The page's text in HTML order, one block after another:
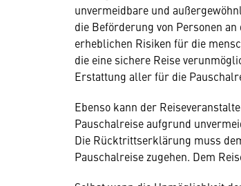
unvermeidbare und
die Beförderung von Personen
erheblichen Risiken für die
die eine sichere Reise
Erstattung aller für die
Ebenso kann der
Pauschalreise aufgrund
Die Rücktrittserklärung muss
Pauschalreise zugehen. Dem